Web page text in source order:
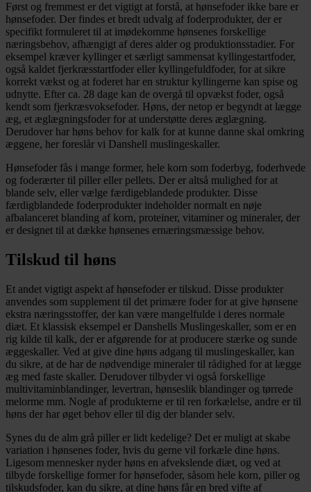
Først og fremmest er det vigtigt at forstå, at hønsefoder ikke bare er
hønsefoder. Der findes et bredt udvalg af foderprodukter, der er
specifikt formuleret til at imødekomme hønsenes forskellige
næringsbehov, afhængigt af deres alder og produktionsstadier. For
eksempel kræver kyllinger et særligt sammensat kyllingestartfoder,
også kaldet fjerkræsstartfoder eller kyllingefuldfoder, for at sikre
korrekt vækst og at foderet har en struktur kyllingerne kan spise og
udnytte. Efter ca. 28 dage kan de overgå til opvækst foder, også
kendt som fjerkræsvoksefoder. Høns, der netop er begyndt at lægge
æg, et æglægningsfoder for at understøtte deres æglægning.
Derudover har høns behov for kalk for at kunne danne skal omkring
æggene, her foreslår vi Danshell muslingeskaller.
Hønsefoder fås i mange former, hele korn som foderbyg, foderhvede
og foderærter til piller eller pellets. Der er altså mulighed for at
blande selv, eller vælge færdigeblandede produkter. Disse
færdigblandede foderprodukter indeholder normalt en nøje
afbalanceret blanding af korn, proteiner, vitaminer og mineraler, der
er designet til at dække hønsenes ernæringsmæssige behov.
Tilskud til høns
Et andet vigtigt aspekt af hønsefoder er tilskud. Disse produkter
anvendes som supplement til det primære foder for at give hønsene
ekstra næringsstoffer, der kan være mangelfulde i deres normale
diæt. Et klassisk eksempel er Danshells Muslingeskaller, som er en
rig kilde til kalk, der er afgørende for at producere stærke og sunde
æggeskaller. Ved at give dine høns adgang til muslingeskaller, kan
du sikre, at de har de nødvendige mineraler til rådighed for at lægge
æg med faste skaller. Derudover tilbyder vi også forskellige
multivitaminblandinger, levertran, hønseslik blandinger og tørrede
melorme mm. Nogle af produkterne er til ren forkælelse, andre er til
høns der har øget behov eller til dig der blander selv.
Synes du de alm grå piller er lidt kedelige? Det er muligt at skabe
variation i hønsenes foder, hvis du gerne vil forkæle dine høns.
Ligesom mennesker nyder høns en afvekslende diæt, og ved at
tilbyde forskellige former for hønsefoder, såsom hele korn, piller og
tilskudsfoder, kan du sikre, at dine høns får en bred vifte af